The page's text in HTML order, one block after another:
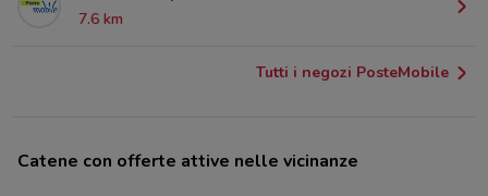
7.6 km
Tutti i negozi PosteMobile
Catene con offerte attive nelle vicinanze